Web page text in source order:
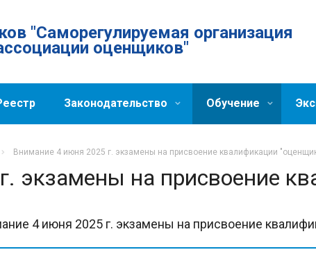
"Саморегулируемая организация
оценщиков"
Законодательство Обучение
Внимание 4 июня 2025 г. экзамены на присвоение квалификации
экзамены на присвоение
4 июня 2025 г. экзамены на присвоение